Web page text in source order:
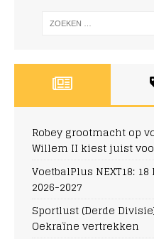
Robey grootmacht op
Willem II kiest juist
VoetbalPlus NEXT18:
2026-2027
Sportlust (Derde
Oekraïne vertrekken